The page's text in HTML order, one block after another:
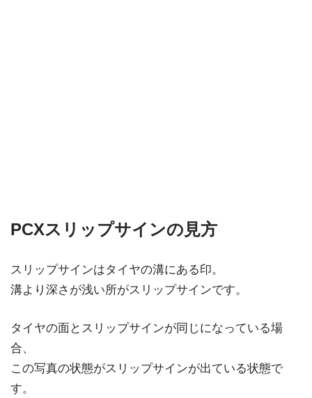
PCXスリップサインの見方
スリップサインはタイヤの溝にある印。
溝より深さが浅い所がスリップサインです。
タイヤの面とスリップサインが同じになっている場
合、
この写真の状態がスリップサインが出ている状態で
す。